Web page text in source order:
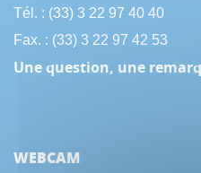
Tél. : (33) 3 22 97 40 40
Fax. : (33) 3 22 97 42 53
Une question, une
WEBCAM